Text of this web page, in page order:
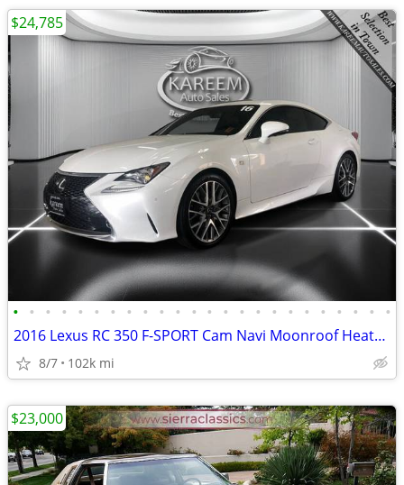
• • • • • • • • • • • • • • • • • • • • • • • •
2016 Lexus RC 350 F-SPORT Cam Navi Moonroof Heated/Cooling Seats Lea
8/7 102k mi
$24,785
$23,000